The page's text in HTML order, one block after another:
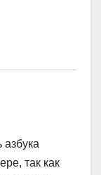
азбука
так как